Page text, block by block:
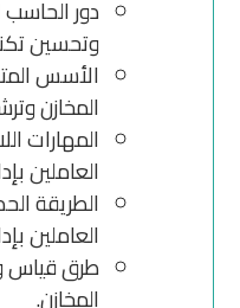
دور
وتحسين
الأسس
المخازن
المهارات
العاملين
الطريقة
العاملين
طرق قياس
المخازن.